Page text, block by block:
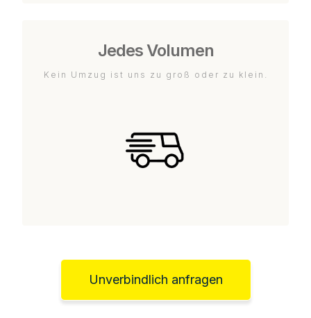
Jedes Volumen
Kein Umzug ist uns zu groß oder zu klein.
Unverbindlich anfragen